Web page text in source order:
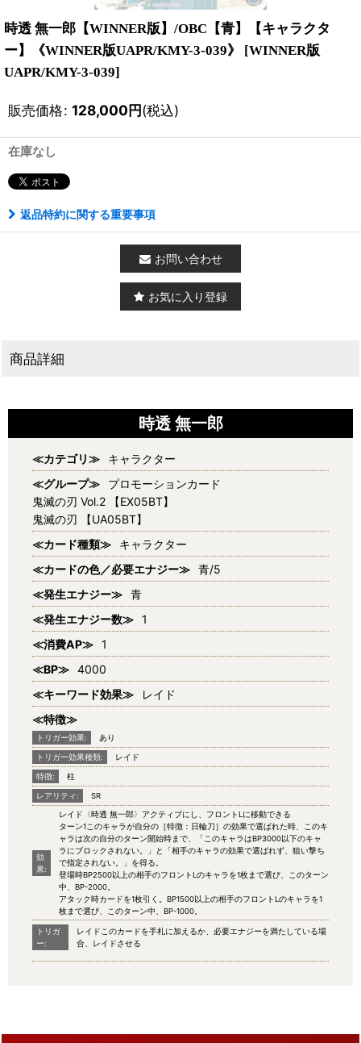
時透 無一郎【WINNER版】/OBC【青】【キャラクタ
ー】《WINNER版UAPR/KMY-3-039》
[WINNER版
UAPR/KMY-3-039]
販売価格: 128,000円(税込)
在庫なし
返品特約に関する重要事項
お問い合わせ
お気に入り登録
商品詳細
時透 無一郎
≪カテゴリ≫
キャラクター
≪グループ≫
プロモーションカード
鬼滅の刃 Vol.2 【EX05BT】
鬼滅の刃 【UA05BT】
≪カード種類≫
キャラクター
≪カードの色／必要エナジー≫ 青/5
≪発生エナジー≫ 青
≪発生エナジー数≫ 1
≪消費AP≫ 1
≪BP≫ 4000
≪キーワード効果≫
レイド
≪特徴≫
トリガー効果: あり
トリガー効果種類: レイド
特徴: 柱
レアリティ: SR
効
果:
レイド〈時透 無一郎〉アクティブにし、フロントLに移動できる
ターン1このキャラが自分の［特徴：日輪刀］の効果で選ばれた時、このキ
ャラは次の自分のターン開始時まで、「このキャラはBP3000以下のキャ
ラにブロックされない。」と「相手のキャラの効果で選ばれず、狙い撃ち
で指定されない。」を得る。
登場時BP2500以上の相手のフロントLのキャラを1枚まで選び、このターン
中、BP-2000。
アタック時カードを1枚引く。BP1500以上の相手のフロントLのキャラを1
枚まで選び、このターン中、BP-1000。
トリガ
ー:
レイドこのカードを手札に加えるか、必要エナジーを満たしている場
合、レイドさせる